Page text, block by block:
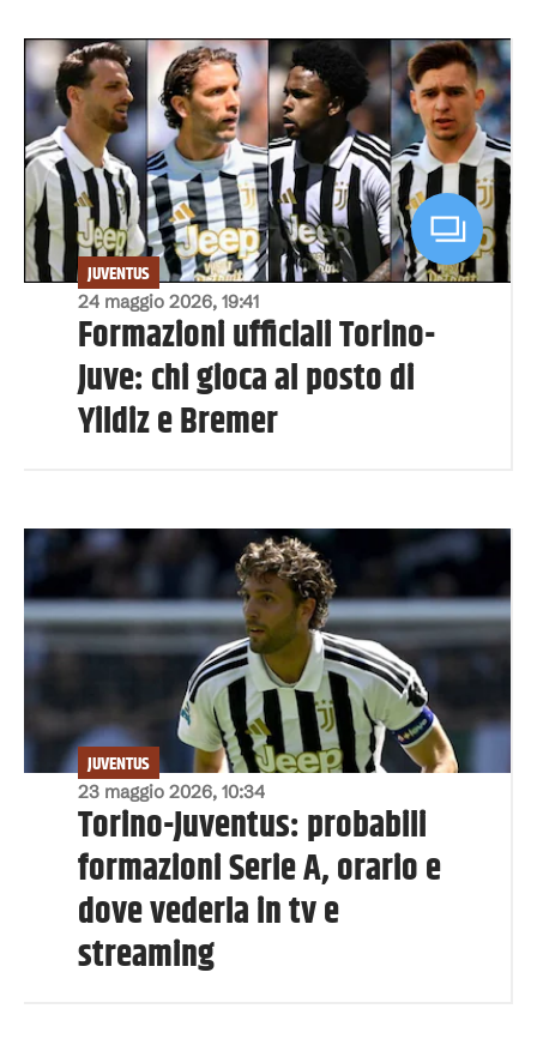
24 maggio 2026, 19:41
JUVENTUS
Formazioni ufficiali Torino-
Juve: chi gioca al posto di
Yildiz e Bremer
23 maggio 2026, 10:34
JUVENTUS
Torino-Juventus: probabili
formazioni Serie A, orario e
dove vederla in tv e
streaming